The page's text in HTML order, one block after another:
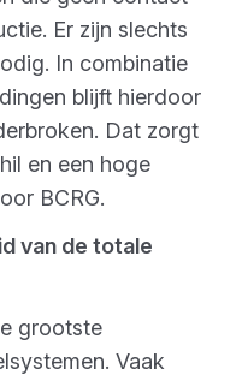
Er zijn slechts
In combinatie
blijft hierdoor
Dat zorgt
en een hoge
BCRG.
van de totale
grootste
Vaak